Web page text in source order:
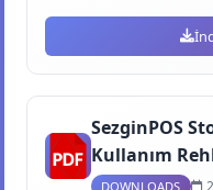
SezginPOS
Kullanım
DOWNLOADS